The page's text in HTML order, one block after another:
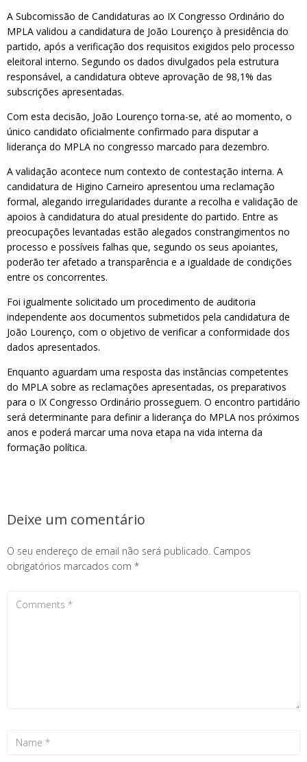
A Subcomissão de Candidaturas ao IX Congresso Ordinário do
MPLA validou a candidatura de João Lourenço à presidência do
partido, após a verificação dos requisitos exigidos pelo processo
eleitoral interno. Segundo os dados divulgados pela estrutura
responsável, a candidatura obteve aprovação de 98,1% das
subscrições apresentadas.
Com esta decisão, João Lourenço torna-se, até ao momento, o
único candidato oficialmente confirmado para disputar a
liderança do MPLA no congresso marcado para dezembro.
A validação acontece num contexto de contestação interna. A
candidatura de Higino Carneiro apresentou uma reclamação
formal, alegando irregularidades durante a recolha e validação de
apoios à candidatura do atual presidente do partido. Entre as
preocupações levantadas estão alegados constrangimentos no
processo e possíveis falhas que, segundo os seus apoiantes,
poderão ter afetado a transparência e a igualdade de condições
entre os concorrentes.
Foi igualmente solicitado um procedimento de auditoria
independente aos documentos submetidos pela candidatura de
João Lourenço, com o objetivo de verificar a conformidade dos
dados apresentados.
Enquanto aguardam uma resposta das instâncias competentes
do MPLA sobre as reclamações apresentadas, os preparativos
para o IX Congresso Ordinário prosseguem. O encontro partidário
será determinante para definir a liderança do MPLA nos próximos
anos e poderá marcar uma nova etapa na vida interna da
formação política.
Deixe um comentário
O seu endereço de email não será publicado. Campos
obrigatórios marcados com *